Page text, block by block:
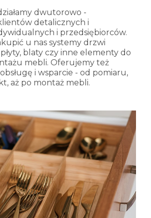
dwutorowo -
detalicznych i
i przedsiębiorców.
u nas systemy drzwi
blaty czy inne elementy do
mebli. Oferujemy też
i wsparcie - od pomiaru,
aż po montaż mebli.